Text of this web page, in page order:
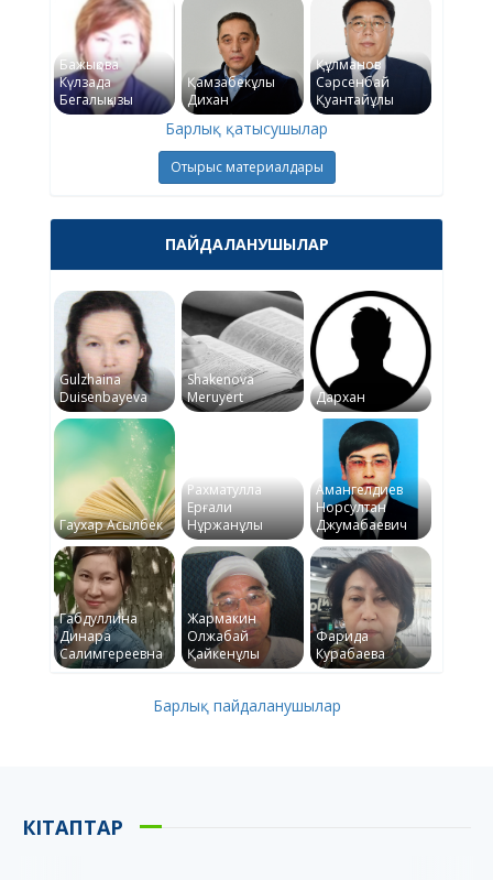
Бажықова
Күлзада
Бегалықызы
Қамзабекұлы
Дихан
Құлманов
Сәрсенбай
Қуантайұлы
Барлық қатысушылар
Отырыс материалдары
ПАЙДАЛАНУШЫЛАР
Gulzhaina
Duisenbayeva
Shakenova
Meruyert
Дархан
Гаухар Асылбек
Рахматулла
Ерғали
Нұржанұлы
Амангелдиев
Норсултан
Джумабаевич
Габдуллина
Динара
Салимгереевна
Жармакин
Олжабай
Қайкенұлы
Фарида
Курабаева
Барлық пайдаланушылар
КІТАПТАР